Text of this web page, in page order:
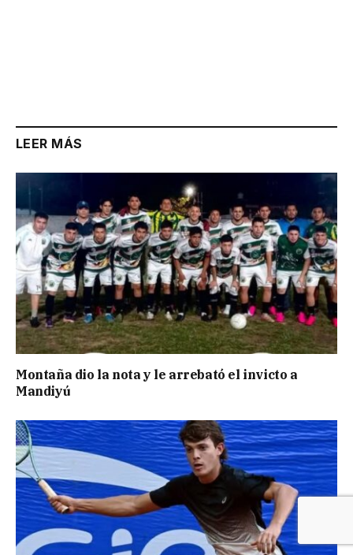
LEER MÁS
Montaña dio la nota y le arrebató el invicto a
Mandiyú